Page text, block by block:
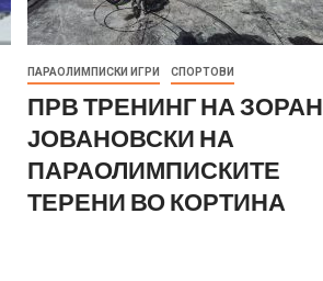
ПАРАОЛИМПИСКИ ИГРИ СПОРТОВИ
ПРВ ТРЕНИНГ НА ЗОРАН
ЈОВАНОВСКИ НА
ПАРАОЛИМПИСКИТЕ
ТЕРЕНИ ВО КОРТИНА